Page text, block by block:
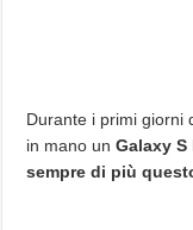
Durante i primi giorni
in mano unGalaxy S
sempre di più